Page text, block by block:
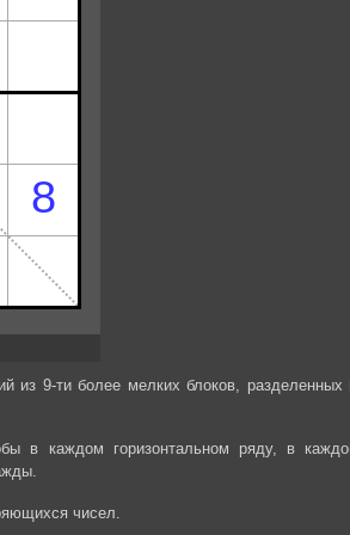
из 9-ти более мелких блоков, разделенных
в каждом горизонтальном ряду, в
чисел.